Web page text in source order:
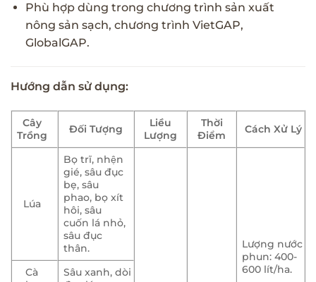
Phù hợp dùng trong chương trình sản xuất
nông sản sạch, chương trình VietGAP,
GlobalGAP.
Hướng dẫn sử dụng:
Cây
Trồng
Đối Tượng
Liều
Lượng
Thời
Điểm
Cách Xử Lý
Lúa
Bọ trĩ, nhện
gié, sâu đục
bẹ, sâu
phao, bọ xít
hôi, sâu
cuốn lá nhỏ,
sâu đục
thân.
Lượng nước
phun: 400-
600 lít/ha.
Cà
Sâu xanh, dòi